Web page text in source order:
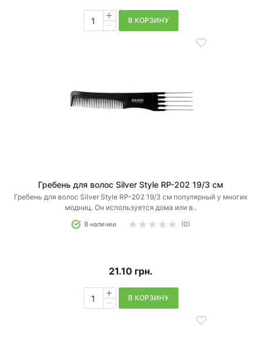
В КОРЗИНУ
Гребень для волос Silver Style RP-202 19/3 см
Гребень для волос Silver Style RP-202 19/3 см популярный у многих
модниц. Он используется дома или в..
В наличии (0)
21.10 грн.
В КОРЗИНУ